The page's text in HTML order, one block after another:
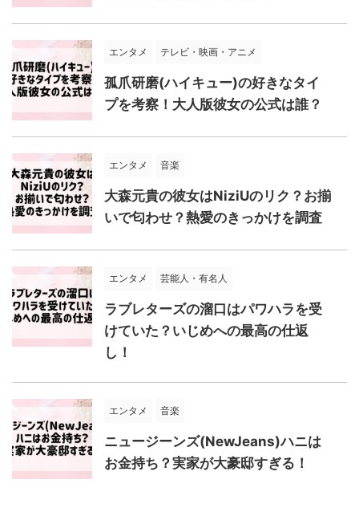
エンタメ テレビ・映画・アニメ
孤爪研磨(ハイキュー)の好きなタイ
プを考察！大人版彼女の公式は誰？
エンタメ 音楽
大森元貴の彼女はNiziUのリク？お揃
いで匂わせ？熱愛のきっかけを調査
エンタメ 芸能人・有名人
ラブレターズの溜口はパワハラを受
けていた？いじめへの最高の仕返
し！
エンタメ 音楽
ニュージーンズ(NewJeans)ハニは
お金持ち？実家が大豪邸すぎる！